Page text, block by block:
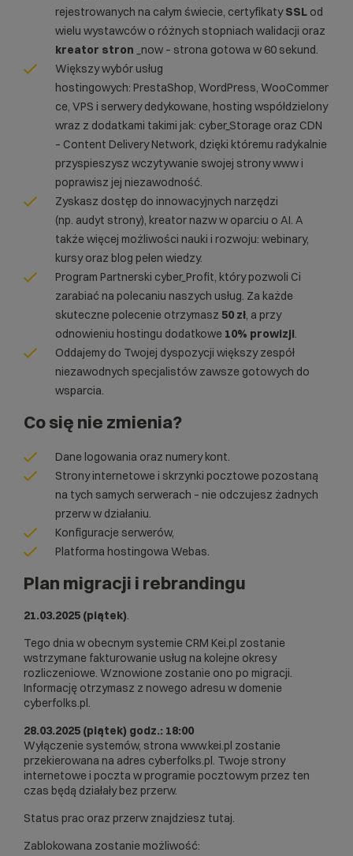
rejestrowanych na całym świecie, certyfikatySSL od
wielu wystawców o różnych stopniach walidacji oraz
kreator stron _now – strona gotowa w 60 sekund.
Większy wybór usług
hostingowych: PrestaShop, WordPress, WooCommer
ce, VPS i serwery dedykowane, hosting współdzielony
wraz z dodatkami takimi jak: cyber_Storage oraz CDN
– Content Delivery Network, dzięki któremu radykalnie
przyspieszysz wczytywanie swojej strony www i
poprawisz jej niezawodność.
Zyskasz dostęp do innowacyjnych narzędzi
(np. audyt strony), kreator nazww oparciu o AI. A
także więcej możliwości nauki i rozwoju: webinary,
kursy oraz blog pełen wiedzy.
Program Partnerski cyber_Profit, który pozwoli Ci
zarabiać na polecaniu naszych usług. Za każde
skuteczne polecenie otrzymasz 50 zł, a przy
odnowieniu hostingu dodatkowe 10% prowizji.
Oddajemy do Twojej dyspozycji większy zespół
niezawodnych specjalistów zawsze gotowych do
wsparcia.
Co się nie zmienia?
Dane logowania oraz numery kont.
Strony internetowe i skrzynki pocztowe pozostaną
na tych samych serwerach – nie odczujesz żadnych
przerw w działaniu.
Konfiguracje serwerów,
Platforma hostingowa Webas.
Plan migracji i rebrandingu
21.03.2025 (piątek).
Tego dnia w obecnym systemie CRM Kei.pl zostanie
wstrzymane fakturowanie usług na kolejne okresy
rozliczeniowe. Wznowione zostanie ono po migracji.
Informację otrzymasz z nowego adresu w domenie
cyberfolks.pl.
28.03.2025 (piątek) godz.: 18:00
Wyłączenie systemów, strona www.kei.pl zostanie
przekierowana na adres cyberfolks.pl. Twoje strony
internetowe i poczta w programie pocztowym przez ten
czas będą działały bez przerw.
Status prac oraz przerw znajdziesz tutaj.
Zablokowana zostanie możliwość: